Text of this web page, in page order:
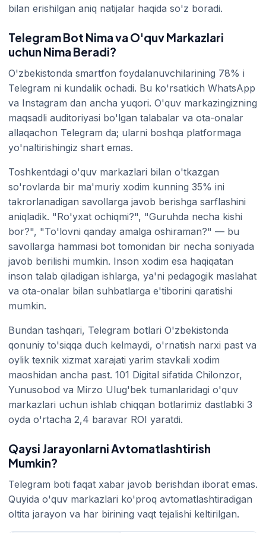
bilan erishilgan aniq natijalar haqida so'z boradi.
Telegram Bot Nima va O'quv Markazlari
uchun Nima Beradi?
O'zbekistonda smartfon foydalanuvchilarining 78% i
Telegram ni kundalik ochadi. Bu ko'rsatkich WhatsApp
va Instagram dan ancha yuqori. O'quv markazingizning
maqsadli auditoriyasi bo'lgan talabalar va ota-onalar
allaqachon Telegram da; ularni boshqa platformaga
yo'naltirishingiz shart emas.
Toshkentdagi o'quv markazlari bilan o'tkazgan
so'rovlarda bir ma'muriy xodim kunning 35% ini
takrorlanadigan savollarga javob berishga sarflashini
aniqladik. "Ro'yxat ochiqmi?", "Guruhda necha kishi
bor?", "To'lovni qanday amalga oshiraman?" — bu
savollarga hammasi bot tomonidan bir necha soniyada
javob berilishi mumkin. Inson xodim esa haqiqatan
inson talab qiladigan ishlarga, ya'ni pedagogik maslahat
va ota-onalar bilan suhbatlarga e'tiborini qaratishi
mumkin.
Bundan tashqari, Telegram botlari O'zbekistonda
qonuniy to'siqqa duch kelmaydi, o'rnatish narxi past va
oylik texnik xizmat xarajati yarim stavkali xodim
maoshidan ancha past. 101 Digital sifatida Chilonzor,
Yunusobod va Mirzo Ulug'bek tumanlaridagi o'quv
markazlari uchun ishlab chiqqan botlarimiz dastlabki 3
oyda o'rtacha 2,4 baravar ROI yaratdi.
Qaysi Jarayonlarni Avtomatlashtirish
Mumkin?
Telegram boti faqat xabar javob berishdan iborat emas.
Quyida o'quv markazlari ko'proq avtomatlashtiradigan
oltita jarayon va har birining vaqt tejalishi keltirilgan.